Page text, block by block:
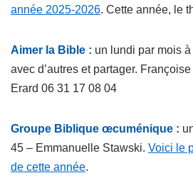
année 2025-2026. Cette année, le
Aimer la Bible : un lundi par mois
avec d’autres et partager.
Erard 06 31 17 08 04
Groupe Biblique œcuménique :
45 – Emmanuelle Stawski. Voici le
de cette année.